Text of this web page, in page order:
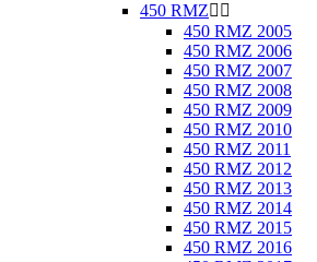
450 RMZ 
450 RMZ 2005
450 RMZ 2006
450 RMZ 2007
450 RMZ 2008
450 RMZ 2009
450 RMZ 2010
450 RMZ 2011
450 RMZ 2012
450 RMZ 2013
450 RMZ 2014
450 RMZ 2015
450 RMZ 2016